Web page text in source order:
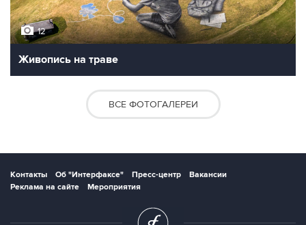
12
Живопись на траве
ВСЕ ФОТОГАЛЕРЕИ
Контакты Об "Интерфаксе" Пресс-центр
Вакансии
Реклама на сайте
Мероприятия